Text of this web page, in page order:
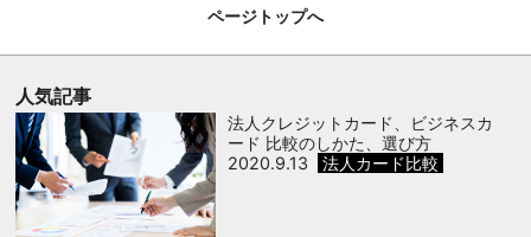
ページトップへ
人気記事
法人クレジットカード、ビジネスカ
ード 比較のしかた、選び方
2020.9.13
法人カード比較